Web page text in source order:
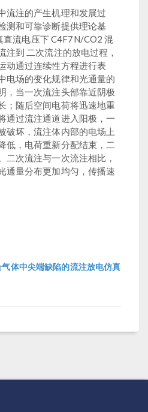
流注的产生机理和发展过
测和可靠诊断提供理论基
直流电压下 C4F7N/CO2 混
注到 二次流注的放电过程，
动通过连续性方程进行表
电场的变化规律和光通量的
，当一次流注头部靠近阴极
；随后空间电荷将迅速地重
通过流注通道进入阳极，一
破坏，流注体内部的电场上
低，电荷重新分配结束，二
二次流注与一次流注相比，
通量分布更加均匀，传播速
体中尖端缺陷的流注放电仿真